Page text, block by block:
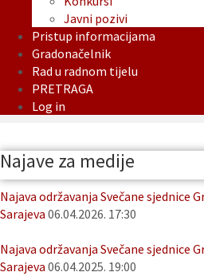
Javni pozivi
Pristup informacijama
Gradonačelnik
Rad u radnom tijelu
PRETRAGA
Log in
Najave za medije
Najava održavanja Svečane sjednice
Sarajeva 06.04.2026. 17:30
Najava održavanja Svečane sjednice
Sarajeva 06.04.2025. 19:00